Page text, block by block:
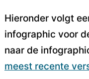
Hieronder volgt
infographic voor
naar de
meest recente